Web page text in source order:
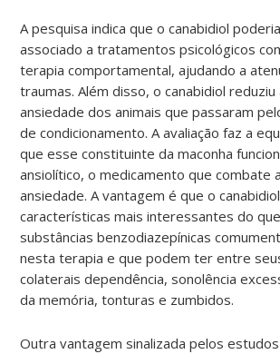
A pesquisa indica que o canabidiol
associado a tratamentos psicológicos
terapia comportamental, ajudando a
traumas. Além disso, o canabidiol reduziu
ansiedade dos animais que passaram
de condicionamento. A avaliação faz a
que esse constituinte da maconha
ansiolítico, o medicamento que combate a
ansiedade. A vantagem é que o
características mais interessantes do
substâncias benzodiazepínicas
nesta terapia e que podem ter entre
colaterais dependência, sonolência
da memória, tonturas e zumbidos.
Outra vantagem sinalizada pelos